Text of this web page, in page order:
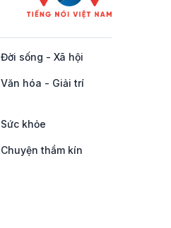
Đời sống - Xã hội
Văn hóa - Giải trí
Sức khỏe
Chuyện thầm kín